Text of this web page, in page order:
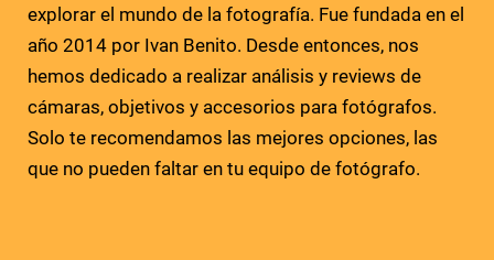
explorar el mundo de la fotografía. Fue fundada en el
año 2014 por Ivan Benito. Desde entonces, nos
hemos dedicado a realizar análisis y reviews de
cámaras, objetivos y accesorios para fotógrafos.
Solo te recomendamos las mejores opciones, las
que no pueden faltar en tu equipo de fotógrafo.